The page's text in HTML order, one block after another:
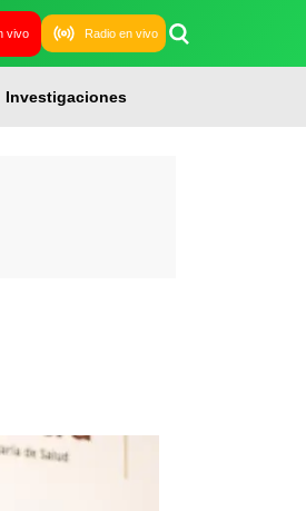
vivo Radio en vivo
Investigaciones